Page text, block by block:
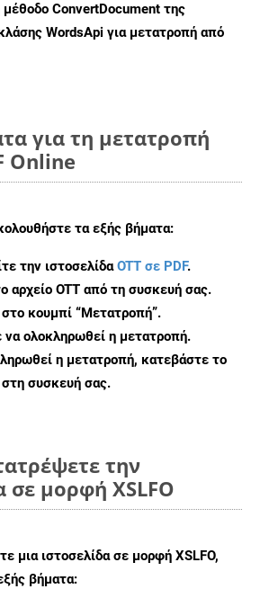
μέθοδο ConvertDocument της
WordsApi για μετατροπή από
για τη μετατροπή
Online
τα εξής βήματα:
την ιστοσελίδαOTT σε PDF.
αρχείο OTT από τη συσκευή σας.
κουμπί “Μετατροπή”.
να ολοκληρωθεί η μετατροπή.
η μετατροπή, κατεβάστε το
στη συσκευή σας.
την
σε μορφή XSLFO
μια ιστοσελίδα σε μορφή XSLFO,
βήματα: